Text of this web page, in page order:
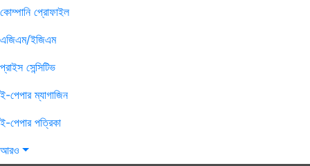
কোম্পানি প্রোফাইল
এজিএম/ইজিএম
প্রাইস সেন্সিটিভ
ই-পেপার ম্যাগাজিন
ই-পেপার পত্রিকা
আরও